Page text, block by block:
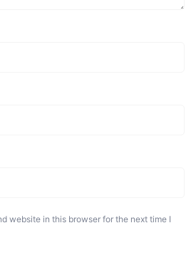
website in this browser for the next time I